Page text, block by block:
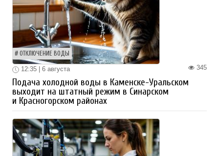
ОТКЛЮЧЕНИЕ ВОДЫ
345
12:35 | 6 августа
Подача холодной воды в Каменске-Уральском
выходит на штатный режим в Синарском
и Красногорском районах